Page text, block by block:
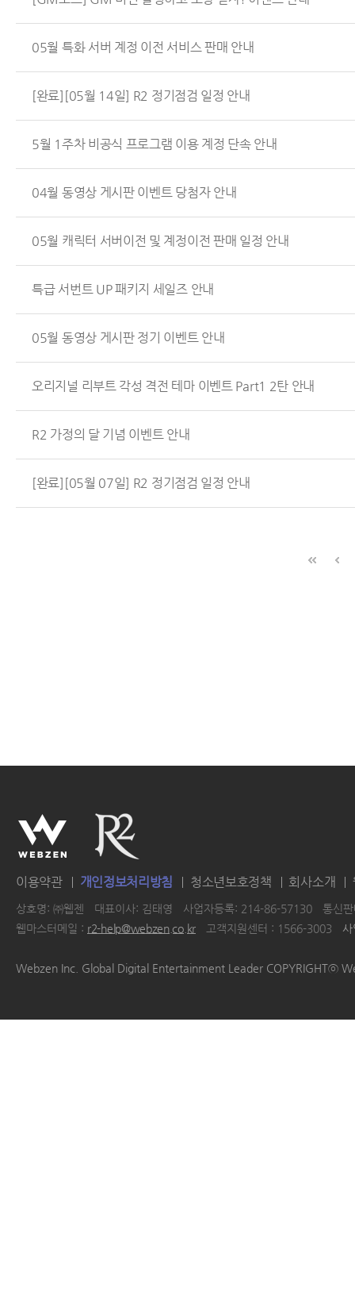
05월 특화 서버 계정 이전 서비스 판매 안내
[완료][05월 14일] R2 정기점검 일정 안내
5월 1주차 비공식 프로그램 이용 계정 단속 안내
04월 동영상 게시판 이벤트 당첨자 안내
05월 캐릭터 서버이전 및 계정이전 판매 일정 안내
특급 서번트 UP 패키지 세일즈 안내
05월 동영상 게시판 정기 이벤트 안내
오리지널 리부트 각성 격전 테마 이벤트 Part1 2탄 안내
R2 가정의 달 기념 이벤트 안내
[완료][05월 07일] R2 정기점검 일정 안내
이용약관 개인정보처리방침 청소년보호정책 회사소개
상호명: ㈜웹젠 대표이사: 김태영 사업자등록: 214-86-57130
통신
웹마스터메일 : r2-help@webzen.co.kr 고객지원센터 : 1566-3003
Webzen Inc. Global Digital Entertainment Leader COPYRIGHTⓒ